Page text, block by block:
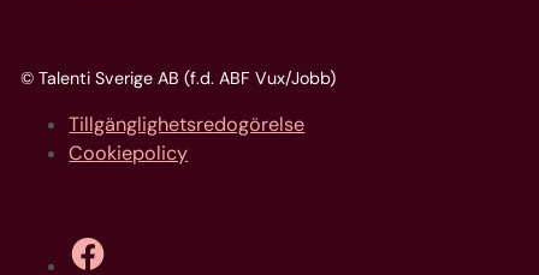
© Talenti Sverige AB (f.d. ABF Vux/Jobb)
Tillgänglighetsredogörelse
Cookiepolicy